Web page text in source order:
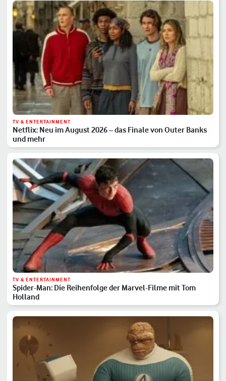
TV & ENTERTAINMENT
Netflix: Neu im August 2026 – das Finale von Outer Banks
und mehr
TV & ENTERTAINMENT
Spider-Man: Die Reihenfolge der Marvel-Filme mit Tom
Holland